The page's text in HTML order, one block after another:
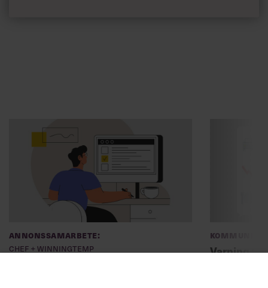
Annonssamarbete:
Chef + Winningtemp
Delta i Chefbarometern 2026